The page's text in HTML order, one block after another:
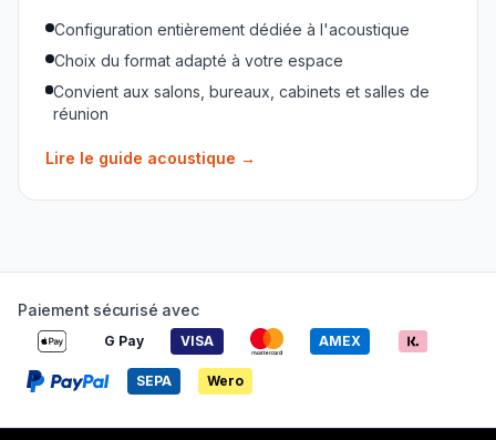
Configuration entièrement dédiée à l'acoustique
Choix du format adapté à votre espace
Convient aux salons, bureaux, cabinets et salles de
réunion
Lire le guide acoustique →
Paiement sécurisé avec
G Pay VISA AMEX
SEPA Wero